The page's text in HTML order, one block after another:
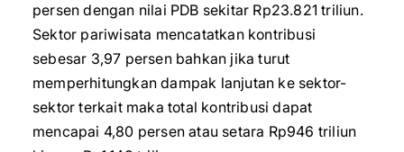
persen dengan nilai PDB sekitar Rp23.821 triliun.
Sektor pariwisata mencatatkan kontribusi
sebesar 3,97 persen bahkan jika turut
memperhitungkan dampak lanjutan ke sektor-
sektor terkait maka total kontribusi dapat
mencapai 4,80 persen atau setara Rp946 triliun